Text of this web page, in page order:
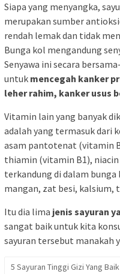
Siapa yang menyangka,
merupakan sumber
rendah lemak dan tidak
Bunga kol mengandung
Senyawa ini secara
untuk mencegah kanker
leher rahim, kanker usus
Vitamin lain yang banyak
adalah yang termasuk dari
asam pantotenat (vitamin
thiamin (vitamin B1),
terkandung di dalam
mangan, zat besi, kalsium,
Itu dia lima jenis sayuran
sangat baik untuk kita
sayuran tersebut manakah
5 Sayuran Tinggi Gizi Yang